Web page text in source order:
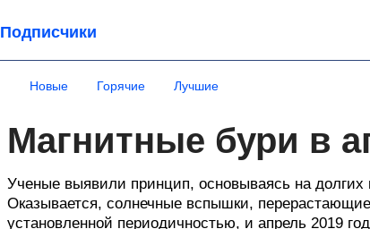
Подписчики
Новые Горячие Лучшие
Магнитные бури в
Ученые выявили принцип, основываясь на
Оказывается, солнечные вспышки,
установленной периодичностью, и апрель 2019